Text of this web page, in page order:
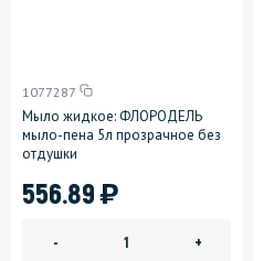
1077287
Мыло жидкое: ФЛОРОДЕЛЬ
мыло-пена 5л прозрачное без
отдушки
556.89)
- +